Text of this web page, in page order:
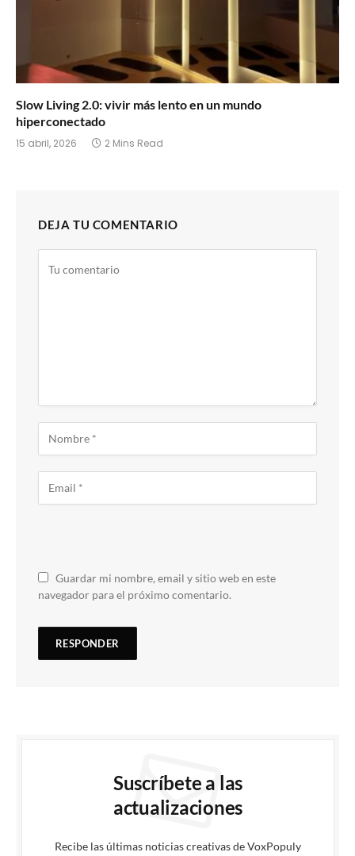
Slow Living 2.0: vivir más lento en un mundo
hiperconectado
15 abril, 2026 2 Mins Read
DEJA TU COMENTARIO
Guardar mi nombre, email y sitio web en este
navegador para el próximo comentario.
Suscríbete a las
actualizaciones
Recibe las últimas noticias creativas de VoxPopuly